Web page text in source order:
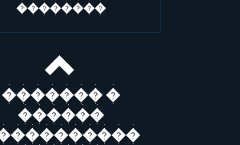
��������
������� �
������